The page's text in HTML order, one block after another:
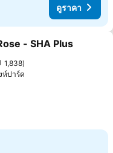
ดูราคา
ายการโปรด
- SHA Plus
1,838
ห์ปาร์ค